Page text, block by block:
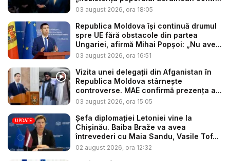
03 august 2026, ora 18:05
Republica Moldova își continuă drumul
spre UE fără obstacole din partea
Ungariei, afirmă Mihai Popșoi: „Nu ave...
03 august 2026, ora 16:51
Vizita unei delegații din Afganistan în
Republica Moldova stârnește
controverse. MAE confirmă prezența a...
03 august 2026, ora 15:05
UPDATE
Șefa diplomației Letoniei vine la
Chișinău. Baiba Braže va avea
întrevederi cu Maia Sandu, Vasile Tof...
02 august 2026, ora 12:32